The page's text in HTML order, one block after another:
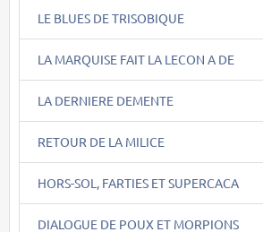
LE BLUES DE TRISOBIQUE
LA MARQUISE FAIT LA LECON A DE
LA DERNIERE DEMENTE
RETOUR DE LA MILICE
HORS-SOL, FARTIES ET SUPERCACA
DIALOGUE DE POUX ET MORPIONS